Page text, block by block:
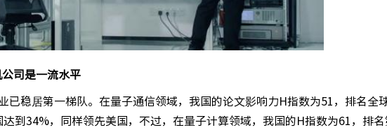
司是一流水平
已稳居第一梯队。在量子通信领域，我国的论文影响力H指数为51，排名全球
到34%，同样领先美国，不过，在量子计算领域，我国的H指数为61，排